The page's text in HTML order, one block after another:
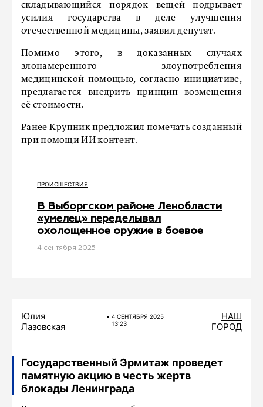
складывающийся порядок вещей подрывает
усилия государства в деле улучшения
отечественной медицины, заявил депутат.
Помимо этого, в доказанных случаях
злонамеренного злоупотребления
медицинской помощью, согласно инициативе,
предлагается внедрить принцип возмещения
её стоимости.
Ранее Крупникпредложил помечать созданный
при помощи ИИ контент.
ПРОИСШЕСТВИЯ
В Выборгском районе Ленобласти
«умелец» переделывал
охолощенное оружие в боевое
4 сентября 2025
Юлия
Лазовская
4 СЕНТЯБРЯ 2025
13:23
НАШ
ГОРОД
Государственный Эрмитаж проведет
памятную акцию в честь жертв
блокады Ленинграда